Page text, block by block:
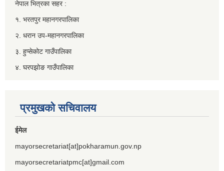
नेपाल भित्रका सहर :
१. भरतपुर महानगरपालिका
२. धरान उप-महानगरपालिका
३. हुप्सेकोट गाउँपालिका
४. घरपझोङ गाउँपालिका
प्रमुखको सचिवालय
ईमेल
mayorsecretariat[at]pokharamun.gov.np
mayorsecretariatpmc[at]gmail.com